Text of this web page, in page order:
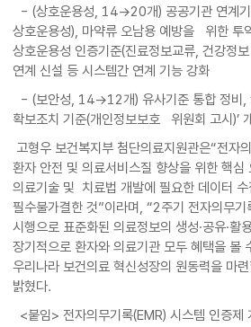
- (상호운용성, 14→20개) 공공기관 연계
상호운용성), 마약류 오남용 예방을 위한 투
상호운용성 인증기준(진료정보교류, 건강정
연계 신설 등 시스템간 연계 기능 강화
- (보안성, 14→12개) 유사기준 통합 정비,
확보조치 기준(개인정보보호 위원회 고시)’
고형우 보건복지부 첨단의료지원관은“전자
환자 안전 및 의료서비스질 향상을 위한 핵심
의료기술 및 치료법 개발에 필요한 데이터 수
필수불가결한 것”이라며, “2주기 전자의무기
시행으로 표준화된 의료정보의 생성·공유·활
장기적으로 환자와 의료기관 모두 혜택을 볼
우리나라 보건의료 혁신성장의 원동력을 마
밝혔다.
<붙임> 전자의무기록(EMR) 시스템 인증제